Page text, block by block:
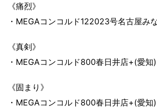
《痛烈》
・MEGAコンコルド122023号名古屋み
《真剣》
・MEGAコンコルド800春日井店+(愛知)
《固まり》
・MEGAコンコルド800春日井店+(愛知)